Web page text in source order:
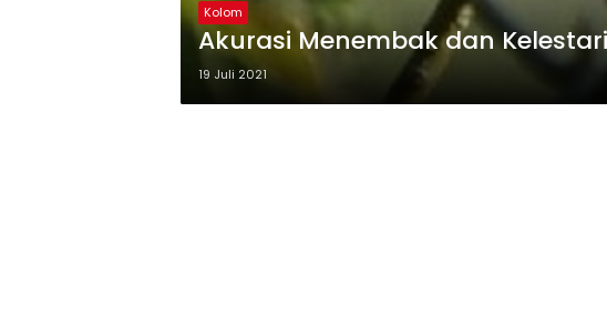
Kolom
Akurasi Menembak dan
19 Juli 2021